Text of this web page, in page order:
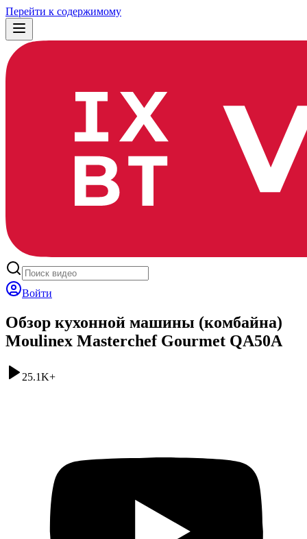
Перейти к содержимому
Войти
Обзор кухонной машины (комбайна)
Moulinex Masterchef Gourmet QA50A
25.1K+